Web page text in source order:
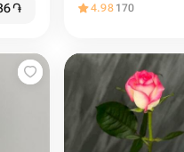
֏ 4.98 170